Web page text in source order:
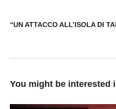
You might be interested